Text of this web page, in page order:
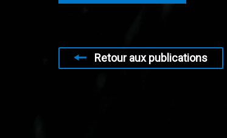
Retour aux publications